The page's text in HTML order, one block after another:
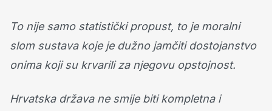
To nije samo statistički propust, to je moralni
slom sustava koje je dužno jamčiti dostojanstvo
onima koji su krvarili za njegovu opstojnost.
Hrvatska država ne smije biti kompletna i